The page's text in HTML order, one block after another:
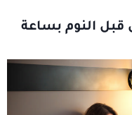
قبل النوم بساعة